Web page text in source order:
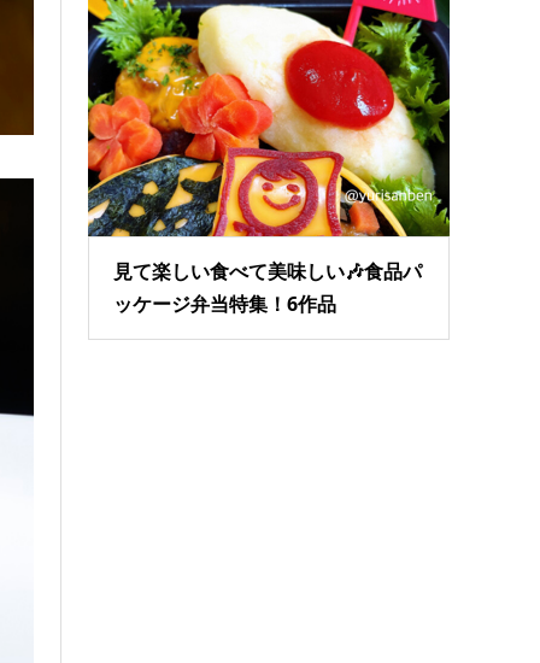
見て楽しい食べて美味しい🎶食品パ
ッケージ弁当特集！6作品